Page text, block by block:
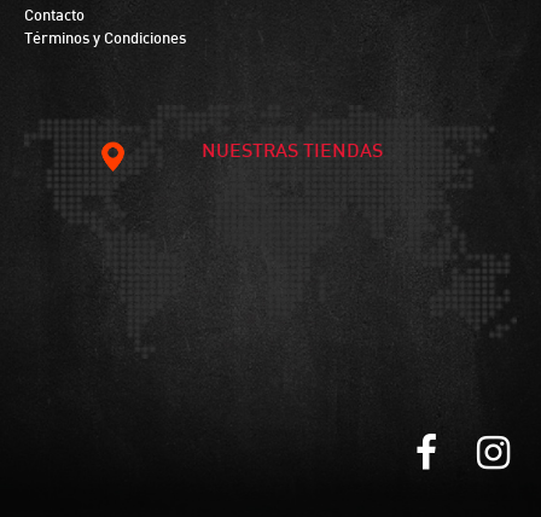
Contacto
Términos y Condiciones
NUESTRAS TIENDAS